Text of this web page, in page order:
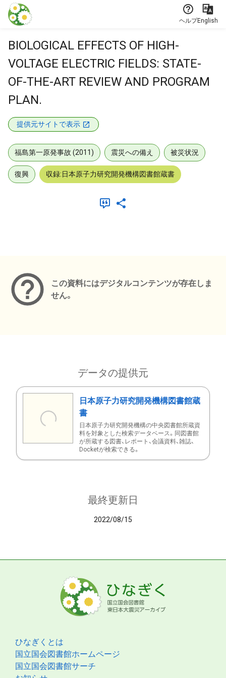
本文に飛ぶ
ヘルプEnglish
BIOLOGICAL EFFECTS OF HIGH-
VOLTAGE ELECTRIC FIELDS: STATE-
OF-THE-ART REVIEW AND PROGRAM
PLAN.
提供元サイトで表示
福島第一原発事故 (2011) 震災への備え 被災状況
復興 収録:日本原子力研究開発機構図書館蔵書
この資料にはデジタルコンテンツが存在しま
せん。
データの提供元
日本原子力研究開発機構図書館蔵
書
日本原子力研究開発機構の中央図書館所蔵資
料を対象とした検索データベース。同図書館
が所蔵する図書、レポート、会議資料、雑誌、
Docketが検索できる。
最終更新日
2022/08/15
ひなぎくとは
国立国会図書館ホームページ
国立国会図書館サーチ